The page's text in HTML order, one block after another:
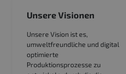
Unsere Visionen
Unsere Vision ist es,
umweltfreundliche und digital
optimierte
Produktionsprozesse zu